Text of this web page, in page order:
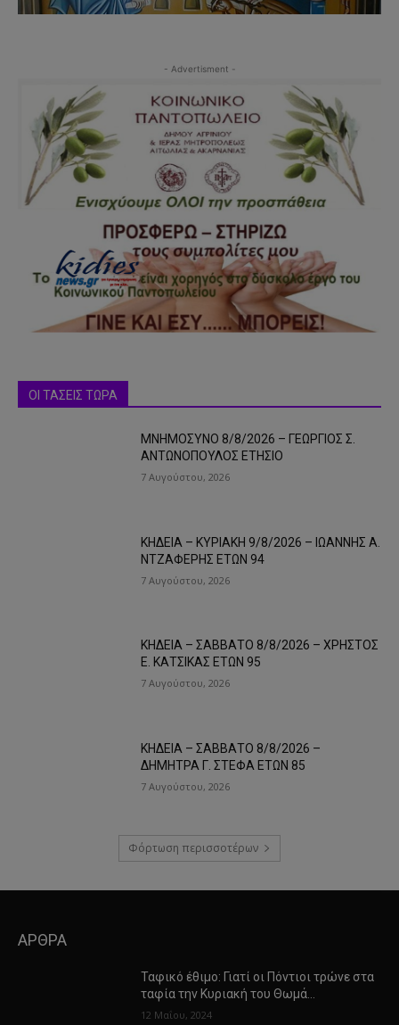
- Advertisment -
ΟΙ ΤΑΣΕΙΣ ΤΩΡΑ
ΜΝΗΜΟΣΥΝΟ 8/8/2026 – ΓΕΩΡΓΙΟΣ Σ.
ΑΝΤΩΝΟΠΟΥΛΟΣ ΕΤΗΣΙΟ
7 Αυγούστου, 2026
ΚΗΔΕΙΑ – ΚΥΡΙΑΚΗ 9/8/2026 – ΙΩΑΝΝΗΣ Α.
ΝΤΖΑΦΕΡΗΣ ΕΤΩΝ 94
7 Αυγούστου, 2026
ΚΗΔΕΙΑ – ΣΑΒΒΑΤΟ 8/8/2026 – ΧΡΗΣΤΟΣ
Ε. ΚΑΤΣΙΚΑΣ ΕΤΩΝ 95
7 Αυγούστου, 2026
ΚΗΔΕΙΑ – ΣΑΒΒΑΤΟ 8/8/2026 –
ΔΗΜΗΤΡΑ Γ. ΣΤΕΦΑ ΕΤΩΝ 85
7 Αυγούστου, 2026
Φόρτωση περισσοτέρων
ΑΡΘΡΑ
Ταφικό έθιμο: Γιατί οι Πόντιοι τρώνε στα
ταφία την Κυριακή του Θωμά…
12 Μαΐου, 2024